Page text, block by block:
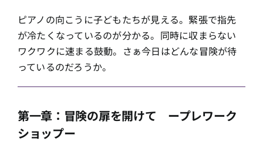
ピアノの向こうに子どもたちが見える。緊張で指先
が冷たくなっているのが分かる。同時に収まらない
ワクワクに速まる鼓動。さぁ今日はどんな冒険が待
っているのだろうか。
第一章：冒険の扉を開けて ープレワーク
ショップー